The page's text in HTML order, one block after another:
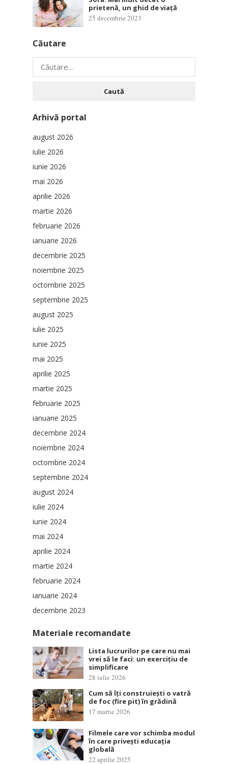
prietenă, un ghid de viață
25 decembrie 2023
Căutare
Caută
după:
Arhivă portal
august 2026
iulie 2026
iunie 2026
mai 2026
aprilie 2026
martie 2026
februarie 2026
ianuarie 2026
decembrie 2025
noiembrie 2025
octombrie 2025
septembrie 2025
august 2025
iulie 2025
iunie 2025
mai 2025
aprilie 2025
martie 2025
februarie 2025
ianuarie 2025
decembrie 2024
noiembrie 2024
octombrie 2024
septembrie 2024
august 2024
iulie 2024
iunie 2024
mai 2024
aprilie 2024
martie 2024
februarie 2024
ianuarie 2024
decembrie 2023
Materiale recomandate
Lista lucrurilor pe care nu mai
vrei să le faci: un exercițiu de
simplificare
28 iulie 2026
Cum să îți construiești o vatră
de foc (fire pit) în grădină
17 martie 2026
Filmele care vor schimba modul
în care privești educația
globală
22 aprilie 2025